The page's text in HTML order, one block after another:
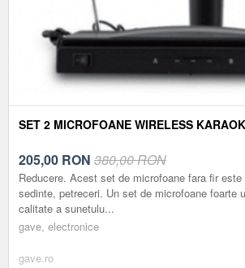
SET 2 MICROFOANE WIRELESS
205,00 RON 380,00 RON
Reducere. Acest set de microfoane fara fir
sedinte, petreceri. Un set de microfoane foarte
calitate a sunetulu...
gave, electronice
gave.ro